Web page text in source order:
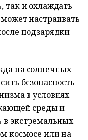
так и охлаждать
может настраивать
подзарядки
на солнечных
безопасность
в условиях
среды и
экстремальных
космосе или на